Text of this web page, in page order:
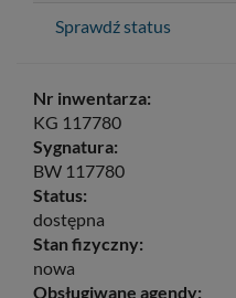
Sprawdź status
Nr inwentarza:
KG 117780
Sygnatura:
BW 117780
Status:
dostępna
Stan fizyczny:
nowa
Obsługiwane agendy: